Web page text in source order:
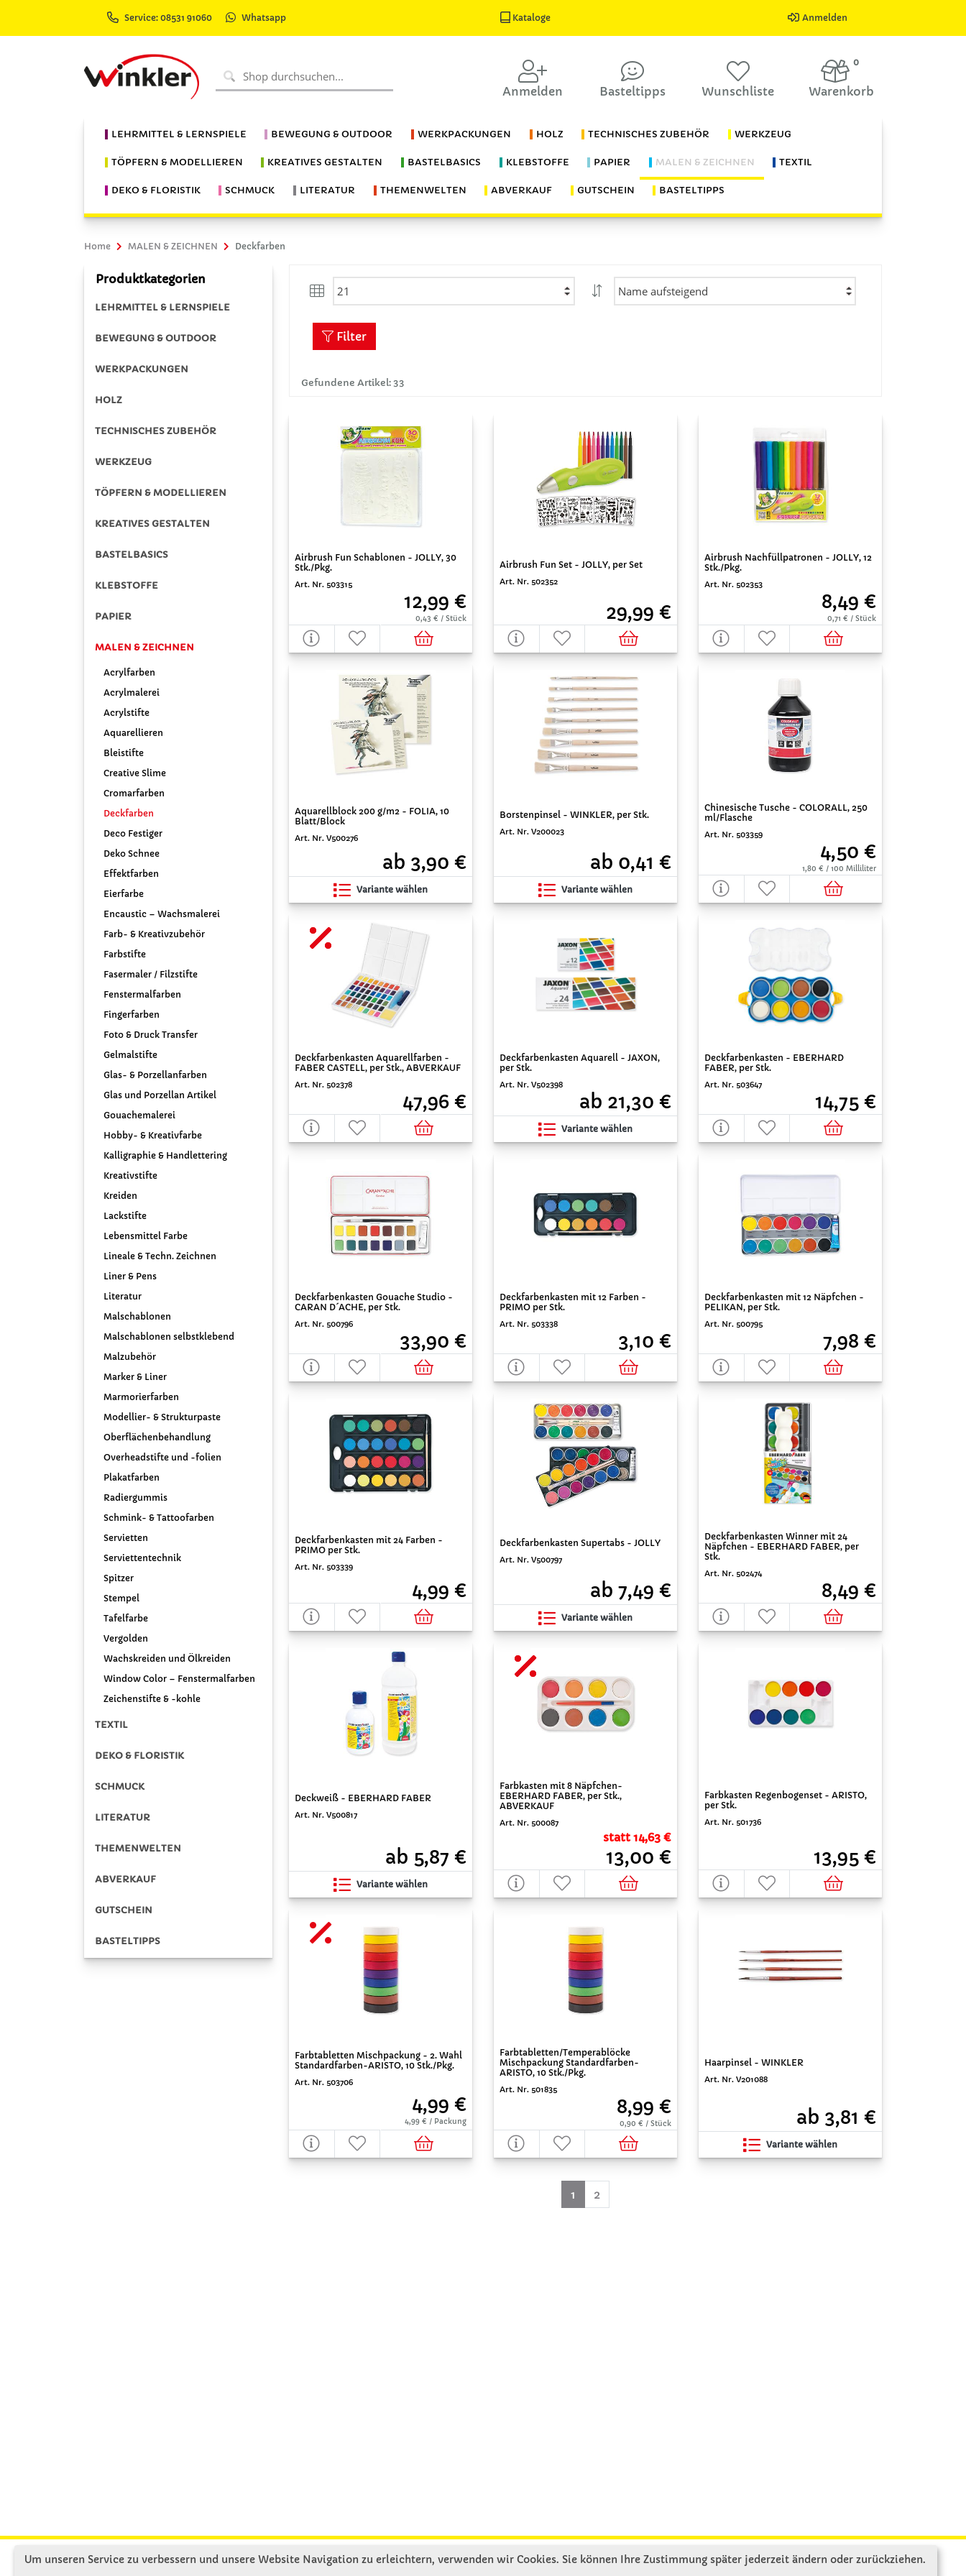
Service: 08531 91060 Whatsapp Kataloge Anmelden
Anmelden Basteltipps Wunschliste
0
Warenkorb
LEHRMITTEL & LERNSPIELE BEWEGUNG & OUTDOOR WERKPACKUNGEN HOLZ TECHNISCHES ZUBEHÖR WERKZEUG
TÖPFERN & MODELLIEREN KREATIVES GESTALTEN BASTELBASICS KLEBSTOFFE PAPIER MALEN & ZEICHNEN TEXTIL
DEKO & FLORISTIK SCHMUCK LITERATUR THEMENWELTEN ABVERKAUF GUTSCHEIN BASTELTIPPS
Home MALEN & ZEICHNEN Deckfarben
Produktkategorien
LEHRMITTEL & LERNSPIELE
BEWEGUNG & OUTDOOR
WERKPACKUNGEN
HOLZ
TECHNISCHES ZUBEHÖR
WERKZEUG
TÖPFERN & MODELLIEREN
KREATIVES GESTALTEN
BASTELBASICS
KLEBSTOFFE
PAPIER
MALEN & ZEICHNEN
Acrylfarben
Acrylmalerei
Acrylstifte
Aquarellieren
Bleistifte
Creative Slime
Cromarfarben
Deckfarben
Deco Festiger
Deko Schnee
Effektfarben
Eierfarbe
Encaustic – Wachsmalerei
Farb- & Kreativzubehör
Farbstifte
Fasermaler / Filzstifte
Fenstermalfarben
Fingerfarben
Foto & Druck Transfer
Gelmalstifte
Glas- & Porzellanfarben
Glas und Porzellan Artikel
Gouachemalerei
Hobby- & Kreativfarbe
Kalligraphie & Handlettering
Kreativstifte
Kreiden
Lackstifte
Lebensmittel Farbe
Lineale & Techn. Zeichnen
Liner & Pens
Literatur
Malschablonen
Malschablonen selbstklebend
Malzubehör
Marker & Liner
Marmorierfarben
Modellier- & Strukturpaste
Oberflächenbehandlung
Overheadstifte und -folien
Plakatfarben
Radiergummis
Schmink- & Tattoofarben
Servietten
Serviettentechnik
Spitzer
Stempel
Tafelfarbe
Vergolden
Wachskreiden und Ölkreiden
Window Color – Fenstermalfarben
Zeichenstifte & -kohle
TEXTIL
DEKO & FLORISTIK
SCHMUCK
LITERATUR
THEMENWELTEN
ABVERKAUF
GUTSCHEIN
BASTELTIPPS
Gefundene Artikel: 33
Filter
Airbrush Fun Schablonen - JOLLY, 30
Stk./Pkg.
Art. Nr. 503315
12,99 €
0,43 € / Stück
Airbrush Fun Set - JOLLY, per Set
Art. Nr. 502352
29,99 €
Airbrush Nachfüllpatronen - JOLLY, 12
Stk./Pkg.
Art. Nr. 502353
8,49 €
0,71 € / Stück
Aquarellblock 200 g/m2 - FOLIA, 10
Blatt/Block
Art. Nr. V500276
ab 3,90 €
Variante wählen
Borstenpinsel - WINKLER, per Stk.
Art. Nr. V200023
ab 0,41 €
Variante wählen
Chinesische Tusche - COLORALL, 250
ml/Flasche
Art. Nr. 503359
4,50 €
1,80 € / 100 Milliliter
Deckfarbenkasten Aquarellfarben -
FABER CASTELL, per Stk., ABVERKAUF
Art. Nr. 502378
47,96 €
Deckfarbenkasten Aquarell - JAXON,
per Stk.
Art. Nr. V502398
ab 21,30 €
Variante wählen
Deckfarbenkasten - EBERHARD
FABER, per Stk.
Art. Nr. 503647
14,75 €
Deckfarbenkasten Gouache Studio -
CARAN D´ACHE, per Stk.
Art. Nr. 500796
33,90 €
Deckfarbenkasten mit 12 Farben -
PRIMO per Stk.
Art. Nr. 503338
3,10 €
Deckfarbenkasten mit 12 Näpfchen -
PELIKAN, per Stk.
Art. Nr. 500795
7,98 €
Deckfarbenkasten mit 24 Farben -
PRIMO per Stk.
Art. Nr. 503339
4,99 €
Deckfarbenkasten Supertabs - JOLLY
Art. Nr. V500797
ab 7,49 €
Variante wählen
Deckfarbenkasten Winner mit 24
Näpfchen - EBERHARD FABER, per
Stk.
Art. Nr. 502474
8,49 €
Deckweiß - EBERHARD FABER
Art. Nr. V500817
ab 5,87 €
Variante wählen
Farbkasten mit 8 Näpfchen-
EBERHARD FABER, per Stk.,
ABVERKAUF
Art. Nr. 500087
statt 14,63 €
13,00 €
Farbkasten Regenbogenset - ARISTO,
per Stk.
Art. Nr. 501736
13,95 €
Farbtabletten Mischpackung - 2. Wahl
Standardfarben-ARISTO, 10 Stk./Pkg.
Art. Nr. 503706
4,99 €
4,99 € / Packung
Farbtabletten/Temperablöcke
Mischpackung Standardfarben-
ARISTO, 10 Stk./Pkg.
Art. Nr. 501835
8,99 €
0,90 € / Stück
Haarpinsel - WINKLER
Art. Nr. V201088
ab 3,81 €
Variante wählen
1 (aktuell)
2
Um unseren Service zu verbessern und unsere Website Navigation zu erleichtern, verwenden wir Cookies. Sie können Ihre Zustimmung später jederzeit ändern oder zurückziehen.